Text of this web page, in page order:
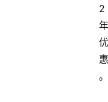
2
年
优
惠
。